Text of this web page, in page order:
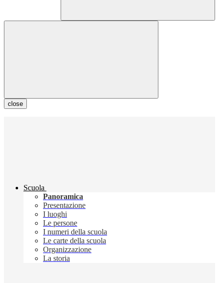
close
Scuola
Panoramica
Presentazione
I luoghi
Le persone
I numeri della scuola
Le carte della scuola
Organizzazione
La storia